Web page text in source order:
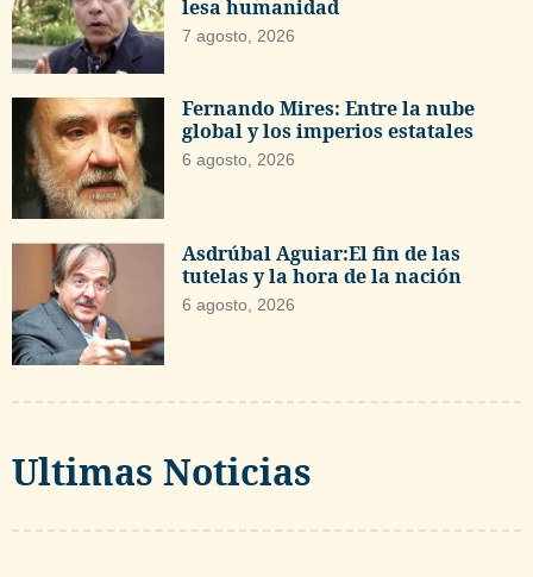
lesa humanidad
7 agosto, 2026
Fernando Mires: Entre la nube
global y los imperios estatales
6 agosto, 2026
Asdrúbal Aguiar:El fin de las
tutelas y la hora de la nación
6 agosto, 2026
Ultimas Noticias